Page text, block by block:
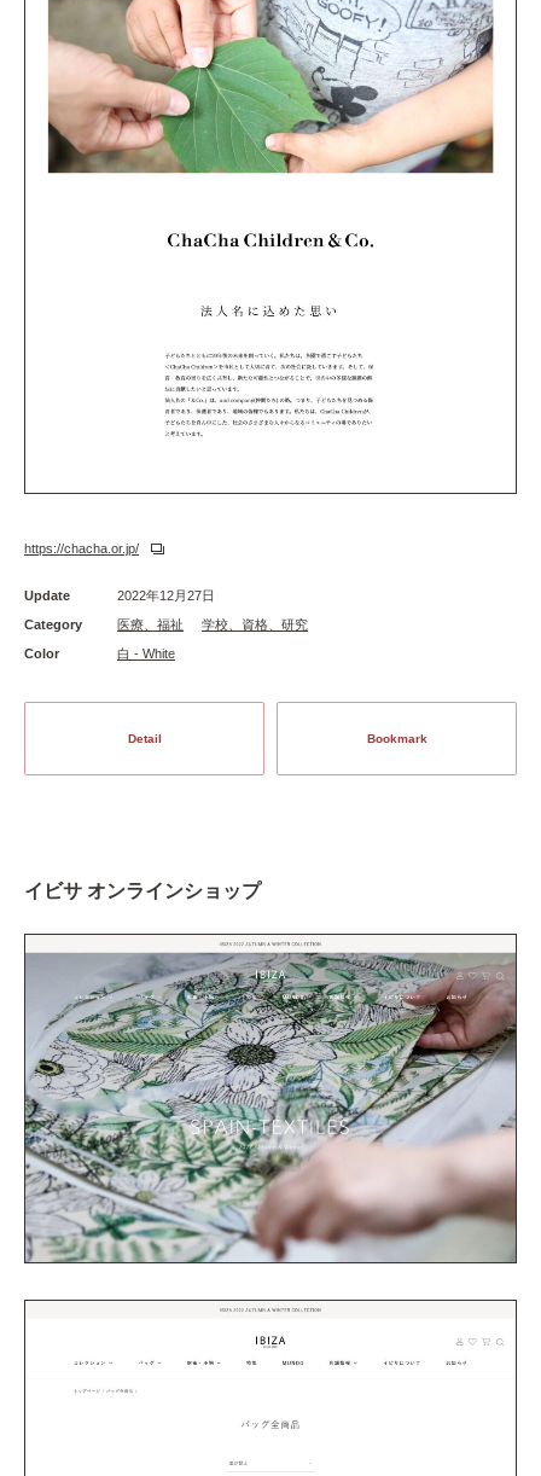
https://chacha.or.jp/
Update
2022年12月27日
Category
医療、福祉
学校、資格、研究
Color
白 - White
Detail Bookmark
イビサ オンラインショップ